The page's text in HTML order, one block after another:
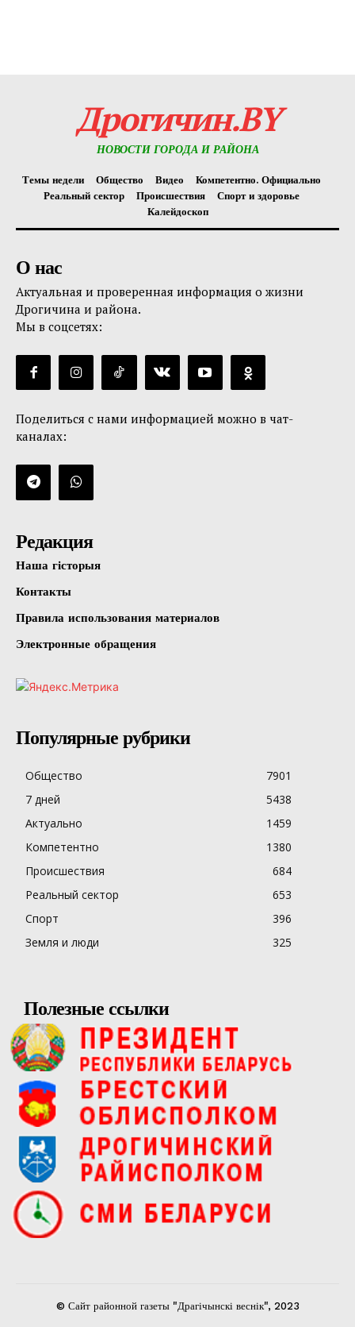
Дрогичин.BY
НОВОСТИ ГОРОДА И РАЙОНА
Темы недели Общество Видео
Компетентно. Официально
Реальный сектор
Происшествия
Спорт и здоровье
Калейдоскоп
О нас
Актуальная и проверенная информация о жизни
Дрогичина и района.
Мы в соцсетях:
Поделиться с нами информацией можно в чат-
каналах:
Редакция
Наша гісторыя
Контакты
Правила использования материалов
Электронные обращения
Популярные рубрики
Общество
7901
7 дней
5438
Актуально
1459
Компетентно
1380
Происшествия
684
Реальный сектор
653
Спорт
396
Земля и люди
325
Полезные ссылки
© Сайт районной газеты "Драгічынскі веснік", 2023